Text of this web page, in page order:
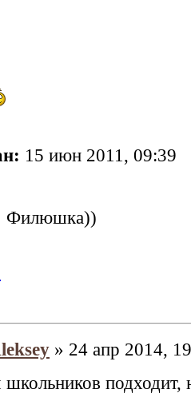
15 июн 2011, 09:39
Филюшка))
» 24 апр 2014,
школьников